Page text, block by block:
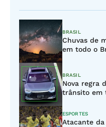
BRASIL
Chuvas de
em todo o
BRASIL
Nova regra
trânsito em
ESPORTES
Atacante da